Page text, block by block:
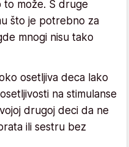
to može. S druge
što je potrebno za
mnogi nisu tako
osetljiva deca lako
na stimulanse
drugoj deci da ne
ili sestru bez